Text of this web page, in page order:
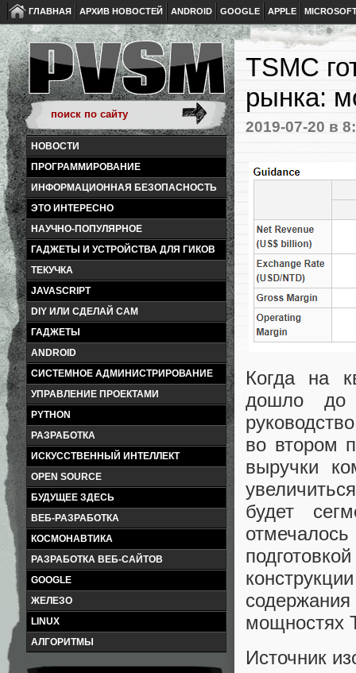
ГЛАВНАЯ АРХИВ НОВОСТЕЙ ANDROID GOOGLE APPLE
НОВОСТИ
ПРОГРАММИРОВАНИЕ
ИНФОРМАЦИОННАЯ БЕЗОПАСНОСТЬ
ЭТО ИНТЕРЕСНО
НАУЧНО-ПОПУЛЯРНОЕ
ГАДЖЕТЫ И УСТРОЙСТВА ДЛЯ ГИКОВ
ТЕКУЧКА
JAVASCRIPT
DIY ИЛИ СДЕЛАЙ САМ
ГАДЖЕТЫ
ANDROID
СИСТЕМНОЕ АДМИНИСТРИРОВАНИЕ
УПРАВЛЕНИЕ ПРОЕКТАМИ
PYTHON
РАЗРАБОТКА
ИСКУССТВЕННЫЙ ИНТЕЛЛЕКТ
OPEN SOURCE
БУДУЩЕЕ ЗДЕСЬ
ВЕБ-РАЗРАБОТКА
КОСМОНАВТИКА
РАЗРАБОТКА ВЕБ-САЙТОВ
GOOGLE
ЖЕЛЕЗО
LINUX
АЛГОРИТМЫ
TSMC
рынка:
2019-07-20 в
Когда на
дошло до
во втором
выручки
будет
мощностях
Источник